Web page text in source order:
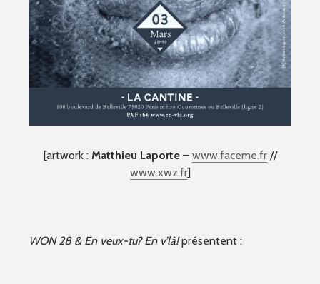
[artwork : Matthieu Laporte– www.faceme.fr//
www.xwz.fr]
WON 28 & En veux-tu? En v’là!présentent :